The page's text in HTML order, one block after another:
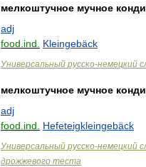
мелкоштучное мучное
adj
food ind Kleingebäck
Универсальный русско-немецкий
мелкоштучное мучное
adj
food ind Hefeteigkleingebäck
Универсальный русско-немецкий
дрожжевого теста